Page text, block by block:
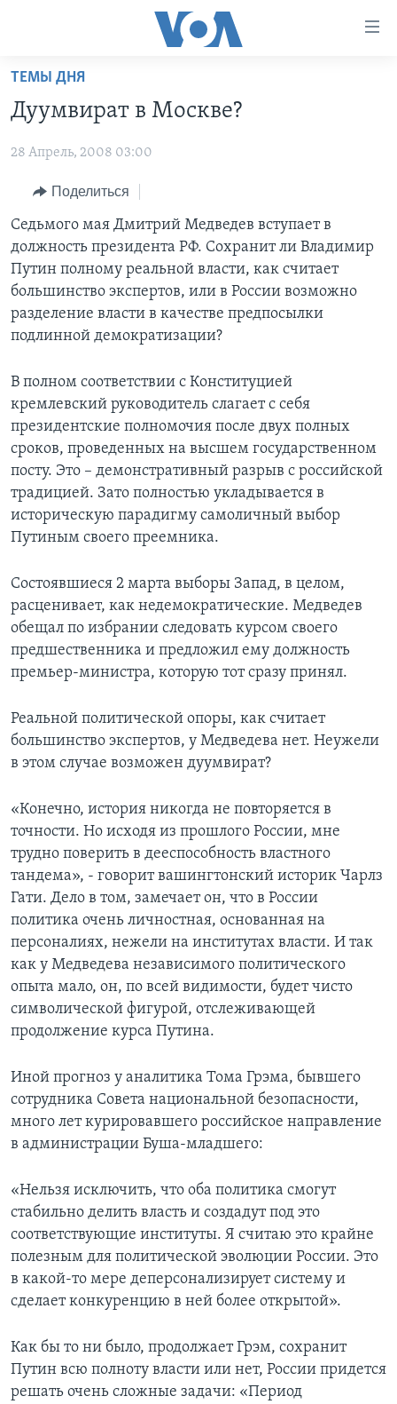
Перейти
основной
Перейти
навигации
Перейти
поиск
ПРОГРАММЫ
АМЕРИКА
НОВОСТИ ЗА МИНУТУ
ИТОГИ
ПОЧЕМУ ЭТО ВАЖНО?
ДИСКУССИЯ VOA
ДЕТАЛИ
АМЕРИКА. БОЛЬШОЕ ПУТЕШЕСТВИЕ
ПРОЕКТЫ
УЧИМ АНГЛИЙСКИЙ
НАША АМЕРИКАНСКАЯ ИСТОРИЯ
А КАК В АМЕРИКЕ?
АРТЕФАКТЫ
АМЕРИКАНСКИЕ ГОРОДКИ
ЭКСПЕРТИЗА
ИНТЕРВЬЮ
ФАКТЫ ПРОТИВ ФЕЙКОВ
ЗА СВОБОДУ ПРЕССЫ
УЧИМ АНГЛИЙСКИЙ
ПОДПИСКА НА НОВОСТИ
Learning English
СОЦИАЛЬНЫЕ СЕТИ
ТЕМЫ ДНЯ
Дуумвират в Москве?
28 Апрель, 2008 03:00
Поделиться
Седьмого мая Дмитрий Медведев вступает в
должность президента РФ. Сохранит ли Владимир
Путин полному реальной власти, как считает
большинство экспертов, или в России возможно
разделение власти в качестве предпосылки
подлинной демократизации?
В полном соответствии с Конституцией
кремлевский руководитель слагает с себя
президентские полномочия после двух полных
сроков, проведенных на высшем государственном
посту. Это – демонстративный разрыв с российской
традицией. Зато полностью укладывается в
историческую парадигму самоличный выбор
Путиным своего преемника.
Состоявшиеся 2 марта выборы Запад, в целом,
расценивает, как недемократические. Медведев
обещал по избрании следовать курсом своего
предшественника и предложил ему должность
премьер-министра, которую тот сразу принял.
Реальной политической опоры, как считает
большинство экспертов, у Медведева нет. Неужели
в этом случае возможен дуумвират?
«Конечно, история никогда не повторяется в
точности. Но исходя из прошлого России, мне
трудно поверить в дееспособность властного
тандема», - говорит вашингтонский историк Чарлз
Гати. Дело в том, замечает он, что в России
политика очень личностная, основанная на
персоналиях, нежели на институтах власти. И так
как у Медведева независимого политического
опыта мало, он, по всей видимости, будет чисто
символической фигурой, отслеживающей
продолжение курса Путина.
Иной прогноз у аналитика Тома Грэма, бывшего
сотрудника Совета национальной безопасности,
много лет курировавшего российское направление
в администрации Буша-младшего:
«Нельзя исключить, что оба политика смогут
стабильно делить власть и создадут под это
соответствующие институты. Я считаю это крайне
полезным для политической эволюции России. Это
в какой-то мере деперсонализирует систему и
сделает конкуренцию в ней более открытой».
Как бы то ни было, продолжает Грэм, сохранит
Путин всю полноту власти или нет, России придется
решать очень сложные задачи: «Период